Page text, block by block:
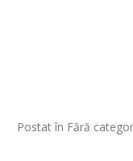
Postat în Fără